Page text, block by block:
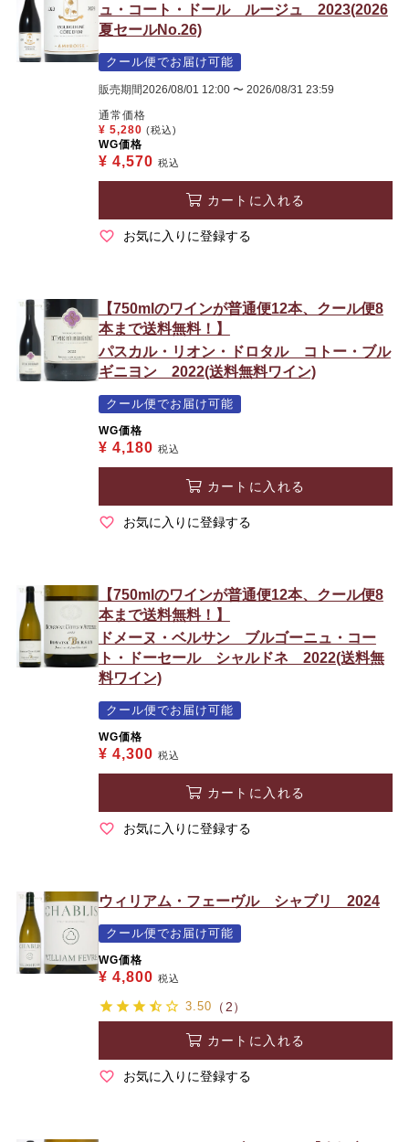
ュ・コート・ドール ルージュ 2023(2026
夏セールNo.26)
クール便でお届け可能
販売期間2026/08/01 12:00 〜 2026/08/31 23:59
通常価格
¥ 5,280 (税込)
WG価格
¥ 4,570 税込
カートに入れる
お気に入りに登録する
【750mlのワインが普通便12本、クール便8
本まで送料無料！】
パスカル・リオン・ドロタル コトー・ブル
ギニヨン 2022(送料無料ワイン)
クール便でお届け可能
WG価格
¥ 4,180 税込
カートに入れる
お気に入りに登録する
【750mlのワインが普通便12本、クール便8
本まで送料無料！】
ドメーヌ・ベルサン ブルゴーニュ・コー
ト・ドーセール シャルドネ 2022(送料無
料ワイン)
クール便でお届け可能
WG価格
¥ 4,300 税込
カートに入れる
お気に入りに登録する
ウィリアム・フェーヴル シャブリ 2024
クール便でお届け可能
WG価格
¥ 4,800 税込
3.50 （2）
カートに入れる
お気に入りに登録する